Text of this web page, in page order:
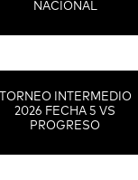
NACIONAL
TORNEO INTERMEDIO
2026 FECHA 5 VS
PROGRESO